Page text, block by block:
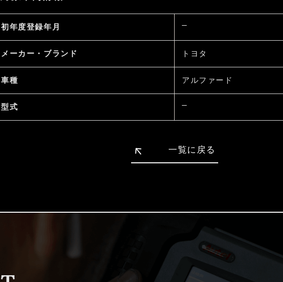
初年度登録年月
メーカー・ブランド トヨタ
車種 アルファード
型式
一覧に戻る